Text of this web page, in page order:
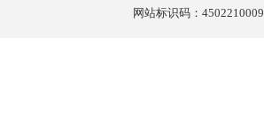
网站标识码：4502210009